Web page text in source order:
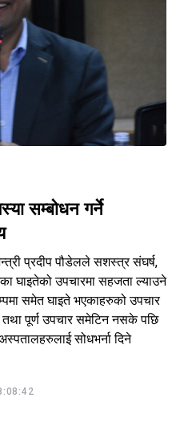
सम्बोधन गर्ने
प्रदीप पौडेलले सशस्त्र संघर्ष,
घाइतेको उपचारमा सहजता ल्याउने
समेत घाइते भएकाहरुको उपचार
पूर्ण उपचार समेटिन नसके पछि
सोधभर्ना दिने